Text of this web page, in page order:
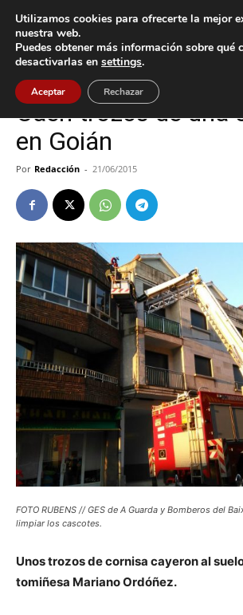
Inicio Tomiño
Tomiño
Caen trozos de una
en Goián
Por Redacción - 21/06/2015
FOTO RUBENS // GES de A Guarda y Bomberos del
limpiar los cascotes.
Unos trozos de cornisa cayeron al
tomiñesa Mariano Ordóñez.
Utilizamos cookies para ofrecerte la mejor
nuestra web.
Puedes obtener más información sobre qué
desactivarlas en settings.
Aceptar Rechazar